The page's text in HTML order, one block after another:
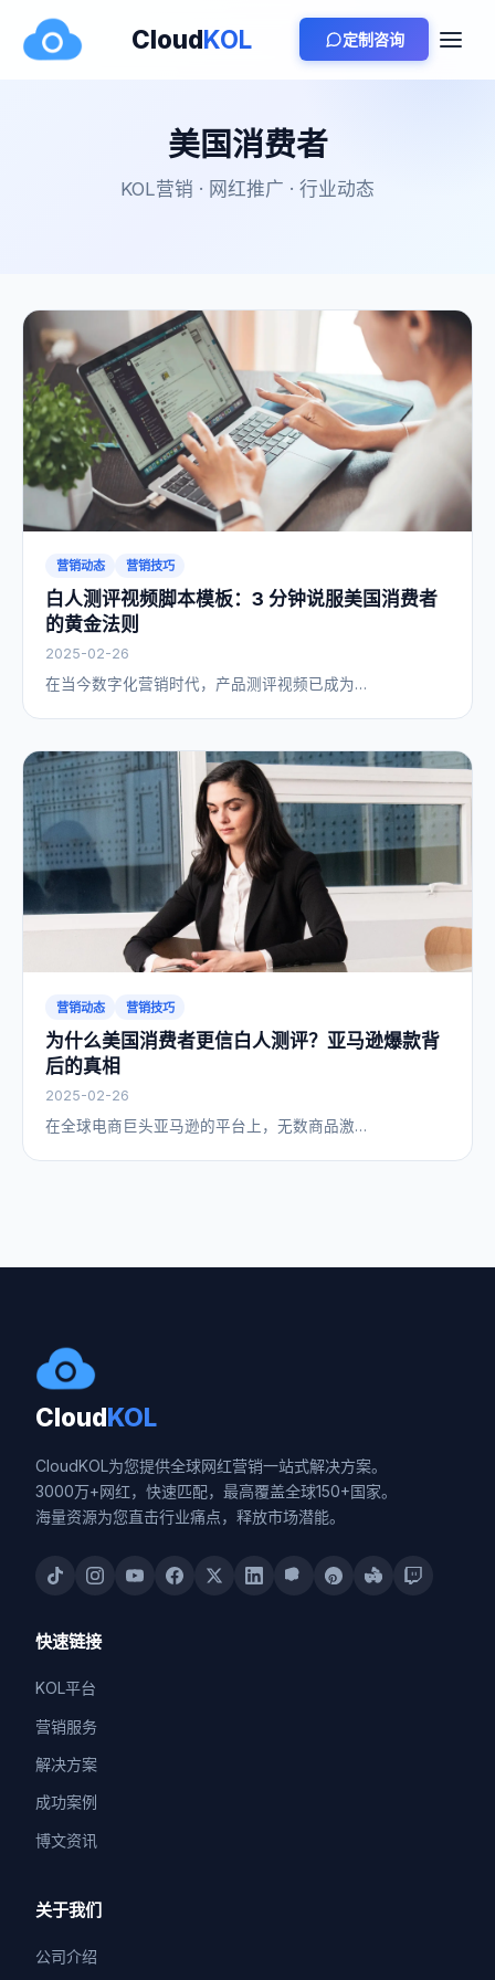
CloudKOL 定制咨询
美国消费者
KOL营销 · 网红推广 · 行业动态
营销动态 营销技巧
白人测评视频脚本模板：3 分钟说服美国消费者
的黄金法则
2025-02-26
在当今数字化营销时代，产品测评视频已成为…
营销动态 营销技巧
为什么美国消费者更信白人测评？亚马逊爆款背
后的真相
2025-02-26
在全球电商巨头亚马逊的平台上，无数商品激…
CloudKOL
CloudKOL为您提供全球网红营销一站式解决方案。
3000万+网红，快速匹配，最高覆盖全球150+国家。
海量资源为您直击行业痛点，释放市场潜能。
快速链接
KOL平台
营销服务
解决方案
成功案例
博文资讯
关于我们
公司介绍